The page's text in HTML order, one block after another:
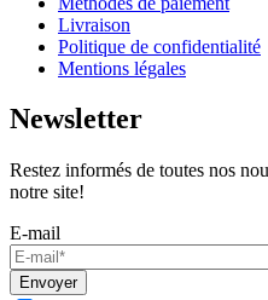
Livraison
Politique de confidentialité
Mentions légales
Newsletter
Restez informés de toutes nos
notre site!
E-mail
Envoyer